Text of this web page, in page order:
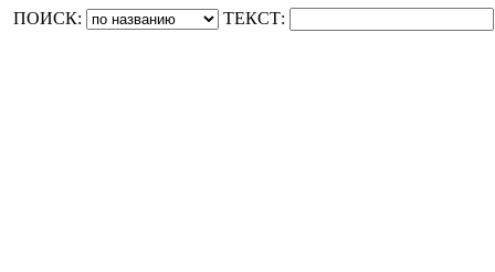
ПОИСК: ТЕКСТ: